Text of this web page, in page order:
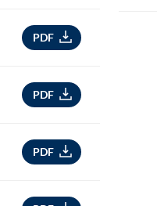
PDF
PDF
PDF